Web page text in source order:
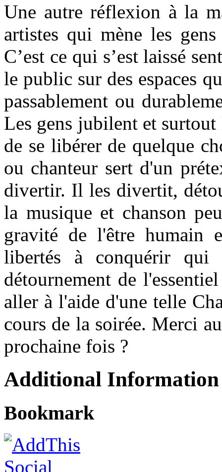
Une autre réflexion à la
artistes qui mène les
C’est ce qui s’est laissé
le public sur des espaces
passablement ou
Les gens jubilent et
de se libérer de quelque
ou chanteur sert d'un
divertir. Il les divertit,
la musique et chanson
gravité de l'être humain
libertés à conquérir qui
détournement de
aller à l'aide d'une telle
cours de la soirée. Merci
prochaine fois ?
Additional Information
Bookmark